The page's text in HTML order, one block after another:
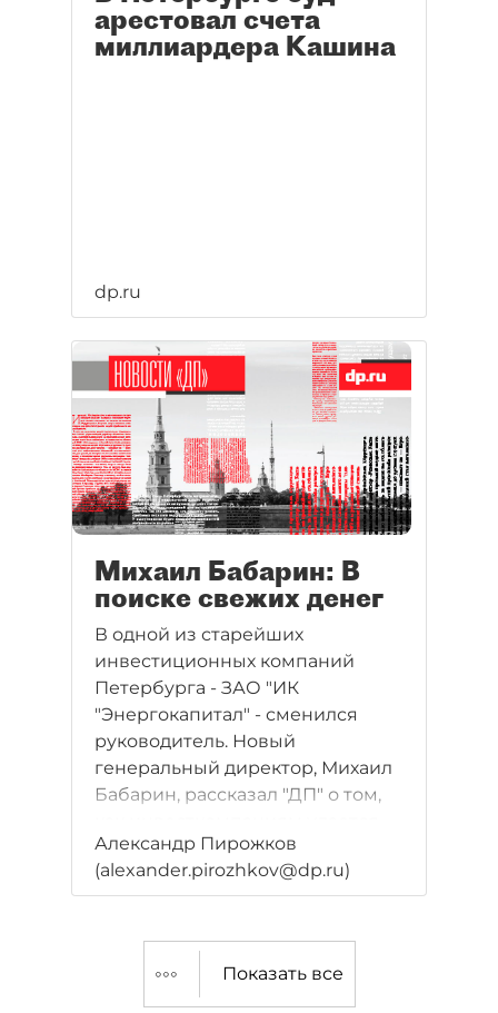
арестовал счета
миллиардера Кашина
dp.ru
Михаил Бабарин: В
поиске свежих денег
В одной из старейших
инвестиционных компаний
Петербурга - ЗАО "ИК
"Энергокапитал" - сменился
руководитель. Новый
генеральный директор, Михаил
Бабарин, рассказал "ДП" о том,
увеличивать доходы, когда
интерес населения к рынку
ценных бумаг невысок.
Александр Пирожков
(alexander.pirozhkov@dp.ru)
Показать все